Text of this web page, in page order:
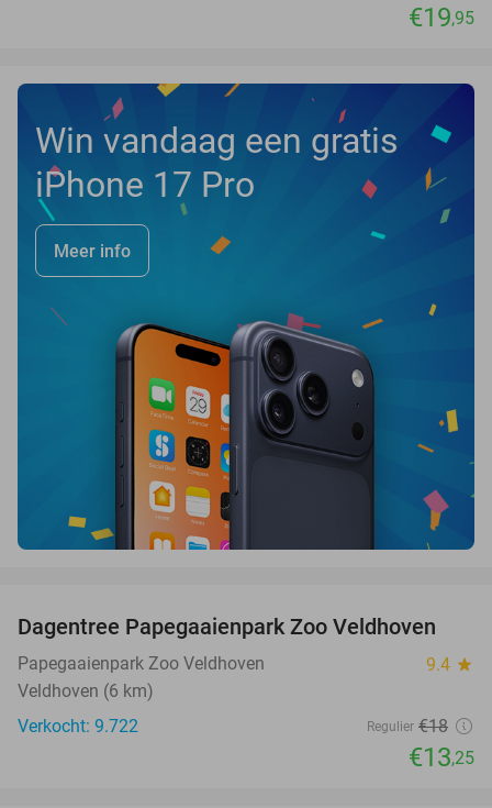
€19,95
Win vandaag een gratis
iPhone 17 Pro
Meer info
26%
Dagentree Papegaaienpark Zoo Veldhoven
Papegaaienpark Zoo Veldhoven 9.4 star
Veldhoven (6 km)
Verkocht: 9.722
Regulier €18
€13,25